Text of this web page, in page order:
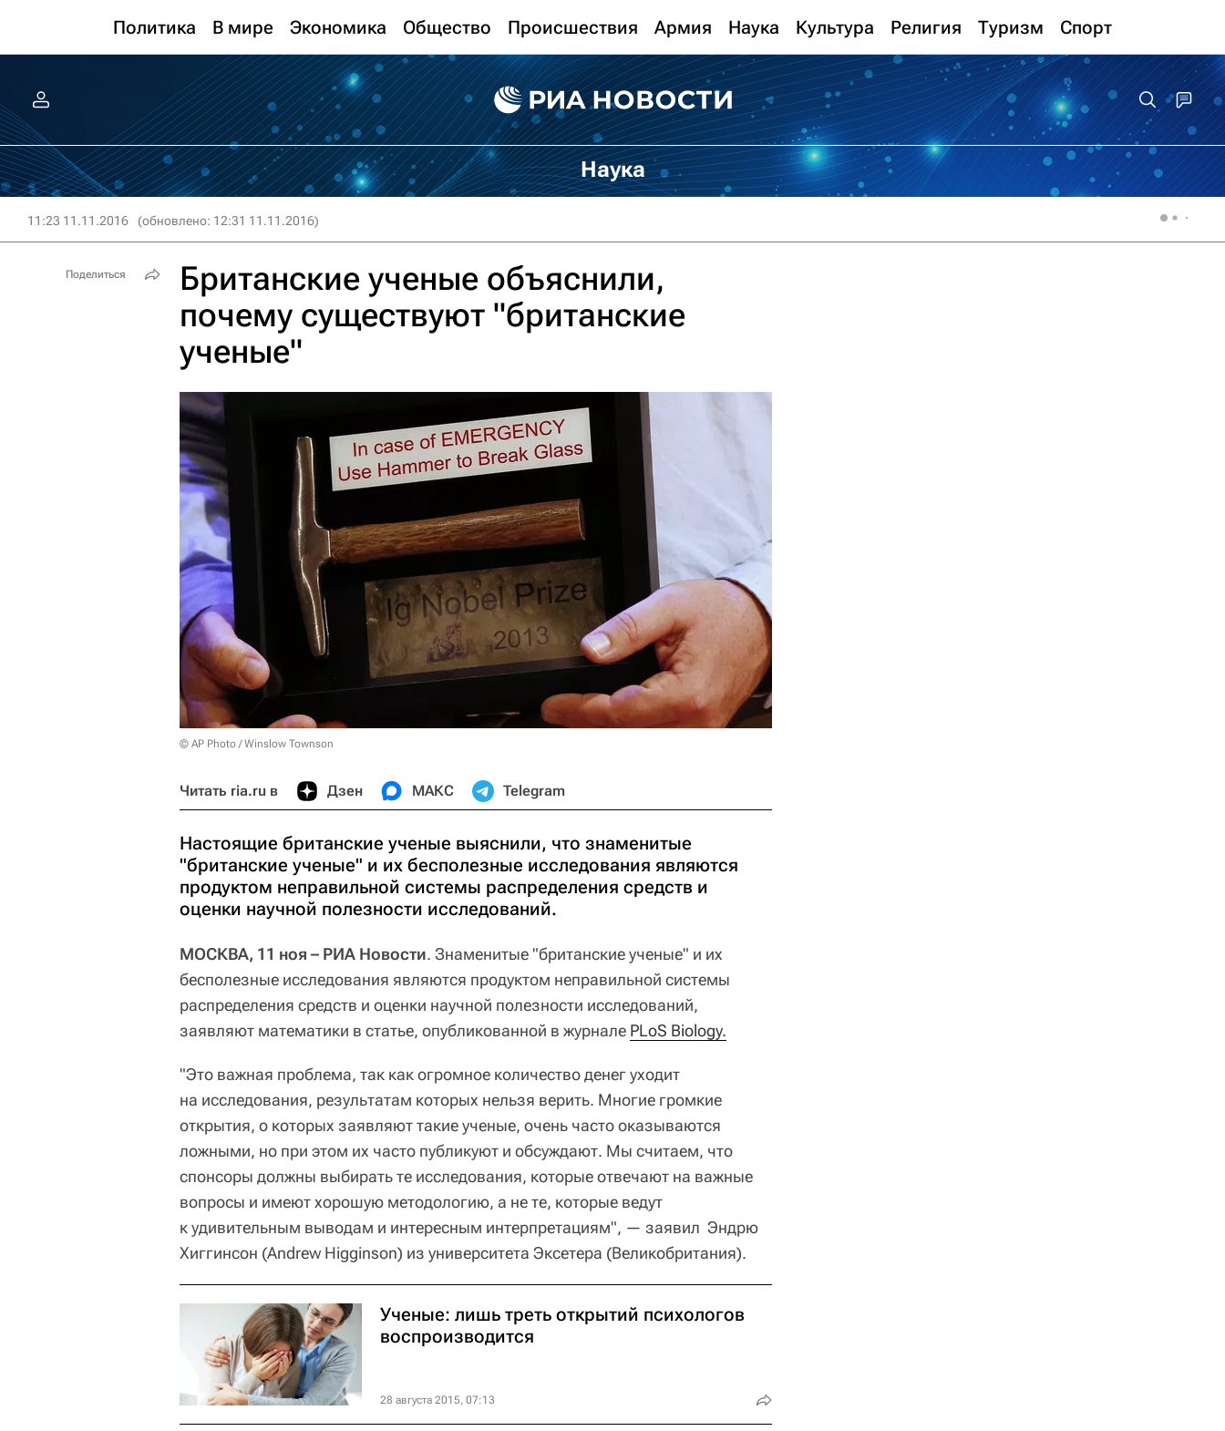
Политика В мире Экономика Общество Происшествия Армия Наука Культура Религия Туризм Спорт
Наука
11:23 11.11.2016 (обновлено: 12:31 11.11.2016)
Британские ученые объяснили,
почему существуют "британские
ученые"
© AP Photo / Winslow Townson
Читать ria.ru в Дзен МАКС Telegram
Настоящие британские ученые выяснили, что знаменитые
"британские ученые" и их бесполезные исследования являются
продуктом неправильной системы распределения средств и
оценки научной полезности исследований.
МОСКВА, 11 ноя – РИА Новости. Знаменитые "британские ученые" и их
бесполезные исследования являются продуктом неправильной системы
распределения средств и оценки научной полезности исследований,
заявляют математики в статье, опубликованной в журнале PLoS Biology.
"Это важная проблема, так как огромное количество денег уходит
на исследования, результатам которых нельзя верить. Многие громкие
открытия, о которых заявляют такие ученые, очень часто оказываются
ложными, но при этом их часто публикуют и обсуждают. Мы считаем, что
спонсоры должны выбирать те исследования, которые отвечают на важные
вопросы и имеют хорошую методологию, а не те, которые ведут
к удивительным выводам и интересным интерпретациям", — заявил Эндрю
Хиггинсон (Andrew Higginson) из университета Эксетера (Великобритания).
Ученые: лишь треть открытий психологов
воспроизводится
28 августа 2015, 07:13
Поделиться